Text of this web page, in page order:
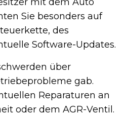
Sie besonders auf
des
Software-Updates.
über
gab.
Reparaturen an
oder dem AGR-Ventil.